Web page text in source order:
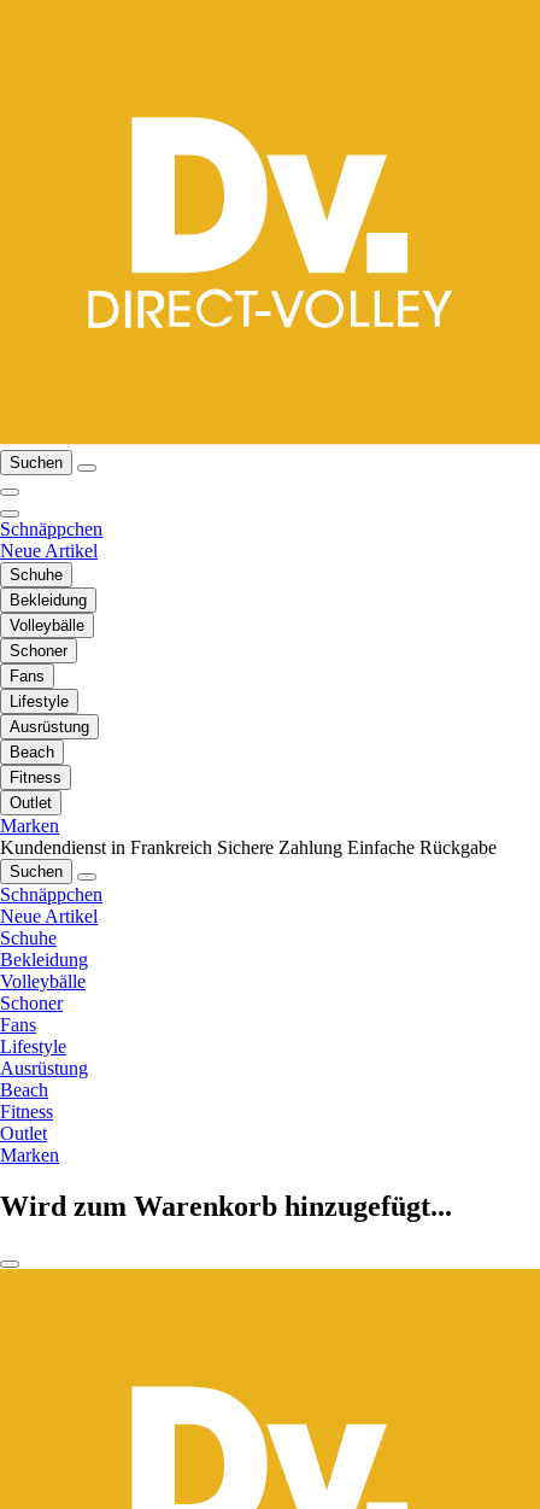
Suchen
Schnäppchen
Neue Artikel
Schuhe
Bekleidung
Volleybälle
Schoner
Fans
Lifestyle
Ausrüstung
Beach
Fitness
Outlet
Marken
Kundendienst in Frankreich Sichere Zahlung Einfache Rückgabe
Suchen
Schnäppchen
Neue Artikel
Schuhe
Bekleidung
Volleybälle
Schoner
Fans
Lifestyle
Ausrüstung
Beach
Fitness
Outlet
Marken
Wird zum Warenkorb hinzugefügt...